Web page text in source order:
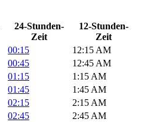
24-Stunden-
Zeit
12-Stunden-
Zeit
00:15
12:15 AM
00:45
12:45 AM
01:15
1:15 AM
01:45
1:45 AM
02:15
2:15 AM
02:45
2:45 AM